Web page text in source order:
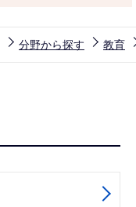
分野から探す 教育